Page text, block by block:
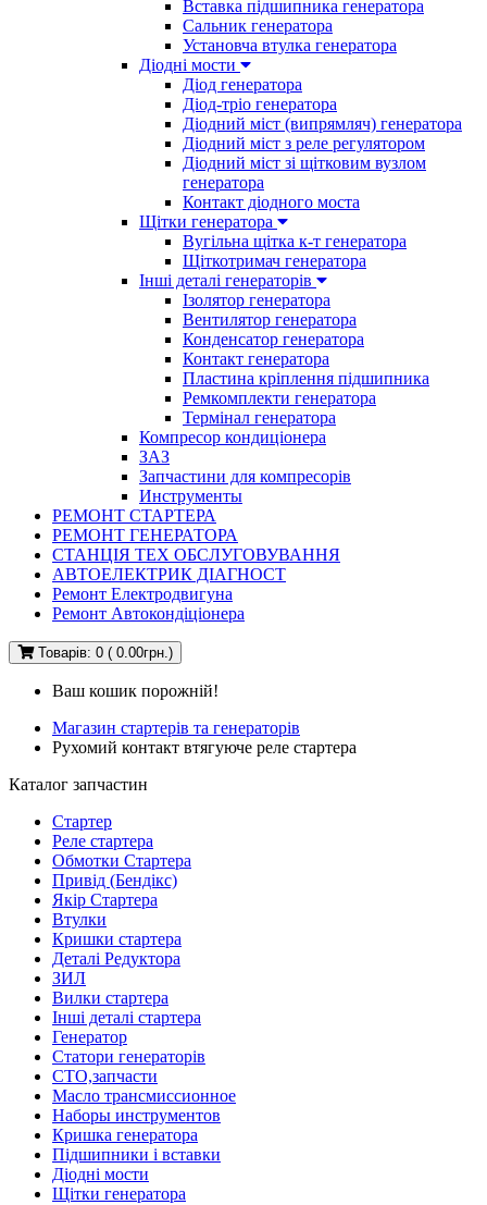
Вставка підшипника генератора
Сальник генератора
Установча втулка генератора
Діодні мости
Діод генератора
Діод-тріо генератора
Діодний міст (випрямляч) генератора
Діодний міст з реле регулятором
Діодний міст зі щітковим вузлом
генератора
Контакт діодного моста
Щітки генератора
Вугільна щітка к-т генератора
Щіткотримач генератора
Інші деталі генераторів
Ізолятор генератора
Вентилятор генератора
Конденсатор генератора
Контакт генератора
Пластина кріплення підшипника
Ремкомплекти генератора
Термінал генератора
Компресор кондиціонера
ЗАЗ
Запчастини для компресорів
Инструменты
РЕМОНТ СТАРТЕРА
РЕМОНТ ГЕНЕРАТОРА
СТАНЦІЯ ТЕХ ОБСЛУГОВУВАННЯ
АВТОЕЛЕКТРИК ДІАГНОСТ
Ремонт Електродвигуна
Ремонт Автокондіціонера
Товарів: 0 ( 0.00грн.)
Ваш кошик порожній!
Магазин стартерів та генераторів
Рухомий контакт втягуюче реле стартера
Каталог запчастин
Стартер
Реле стартера
Обмотки Стартера
Привід (Бендікс)
Якір Стартера
Втулки
Кришки стартера
Деталі Редуктора
ЗИЛ
Вилки стартера
Інші деталі стартера
Генератор
Cтатори генераторів
СТО,запчасти
Масло трансмиссионное
Наборы инструментов
Кришка генератора
Підшипники і вставки
Діодні мости
Щітки генератора